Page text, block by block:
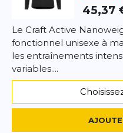
45,37
Le Craft Active
fonctionnel unisexe à
les entraînements
variables....